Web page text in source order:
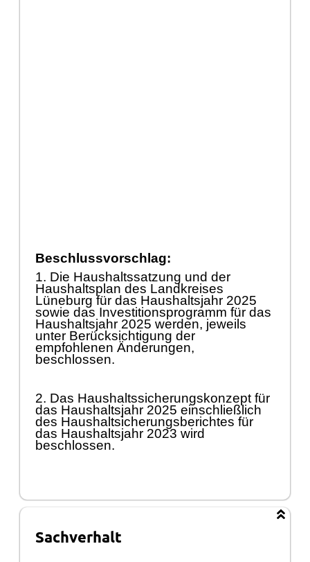
Beschlussvorschlag:
1. Die Haushaltssatzung und der
Haushaltsplan des Landkreises
Lüneburg für das Haushaltsjahr 2025
sowie das Investitionsprogramm für das
Haushaltsjahr 2025 werden, jeweils
unter Berücksichtigung der
empfohlenen Änderungen,
beschlossen.
2. Das Haushaltssicherungskonzept für
das Haushaltsjahr 2025 einschließlich
des Haushaltsicherungsberichtes für
das Haushaltsjahr 2023 wird
beschlossen.
Sachverhalt